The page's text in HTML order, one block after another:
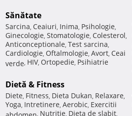
Sănătate
Sarcina, Ceaiuri, Inima, Psihologie,
Ginecologie, Stomatologie, Colesterol,
Anticonceptionale, Test sarcina,
Cardiologie, Oftalmologie, Avort, Ceai
verde, HIV, Ortopedie, Psihiatrie
Dietă & Fitness
Diete, Fitness, Dieta Dukan, Relaxare,
Yoga, Intretinere, Aerobic, Exercitii
abdomen, Nutritie, Dieta de slabit,